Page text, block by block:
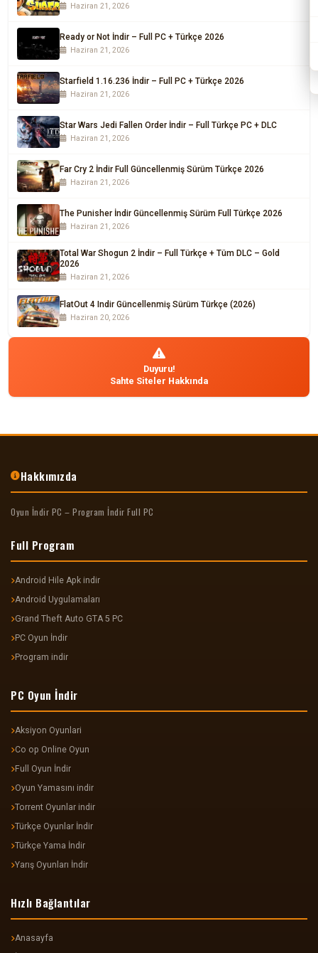
Haziran 21, 2026
Ready or Not İndir – Full PC + Türkçe 2026
Haziran 21, 2026
Starfield 1.16.236 İndir – Full PC + Türkçe 2026
Haziran 21, 2026
Star Wars Jedi Fallen Order İndir – Full Türkçe PC + DLC
Haziran 21, 2026
Far Cry 2 İndir Full Güncellenmiş Sürüm Türkçe 2026
Haziran 21, 2026
The Punisher İndir Güncellenmiş Sürüm Full Türkçe 2026
Haziran 21, 2026
Total War Shogun 2 İndir – Full Türkçe + Tüm DLC – Gold
2026
Haziran 21, 2026
FlatOut 4 Indir Güncellenmiş Sürüm Türkçe (2026)
Haziran 20, 2026
Duyuru!
Sahte Siteler Hakkında
Hakkımızda
Oyun İndir PC – Program İndir Full PC
Full Program
Android Hile Apk indir
Android Uygulamaları
Grand Theft Auto GTA 5 PC
PC Oyun İndir
Program indir
PC Oyun İndir
Aksiyon Oyunlari
Co op Online Oyun
Full Oyun İndir
Oyun Yamasını indir
Torrent Oyunlar indir
Türkçe Oyunlar İndir
Türkçe Yama İndir
Yarış Oyunları İndir
Hızlı Bağlantılar
Anasayfa